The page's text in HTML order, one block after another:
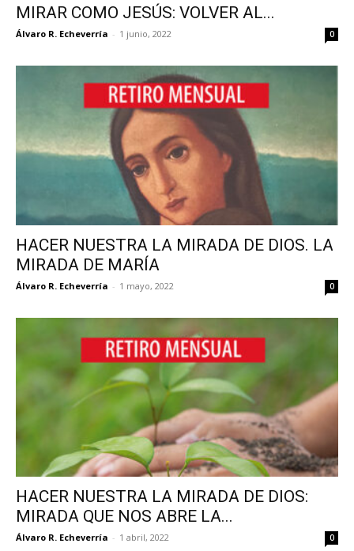
MIRAR COMO JESÚS: VOLVER AL...
Álvaro R. Echeverría - 1 junio, 2022 0
HACER NUESTRA LA MIRADA DE DIOS. LA
MIRADA DE MARÍA
Álvaro R. Echeverría - 1 mayo, 2022 0
HACER NUESTRA LA MIRADA DE DIOS:
MIRADA QUE NOS ABRE LA...
Álvaro R. Echeverría - 1 abril, 2022 0